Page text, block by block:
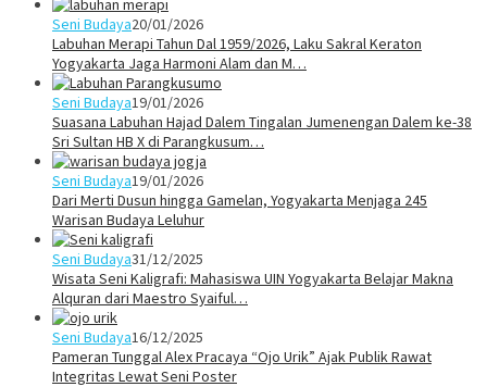
Seni Budaya20/01/2026
Labuhan Merapi Tahun Dal 1959/2026, Laku Sakral Keraton
Yogyakarta Jaga Harmoni Alam dan M…
Seni Budaya19/01/2026
Suasana Labuhan Hajad Dalem Tingalan Jumenengan Dalem ke-38
Sri Sultan HB X di Parangkusum…
Seni Budaya19/01/2026
Dari Merti Dusun hingga Gamelan, Yogyakarta Menjaga 245
Warisan Budaya Leluhur
Seni Budaya31/12/2025
Wisata Seni Kaligrafi: Mahasiswa UIN Yogyakarta Belajar Makna
Alquran dari Maestro Syaiful…
Seni Budaya16/12/2025
Pameran Tunggal Alex Pracaya “Ojo Urik” Ajak Publik Rawat
Integritas Lewat Seni Poster